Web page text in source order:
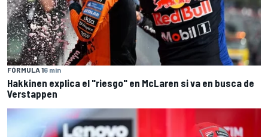
FÓRMULA 16 min
Hakkinen explica el "riesgo" en McLaren si va en busca de
Verstappen